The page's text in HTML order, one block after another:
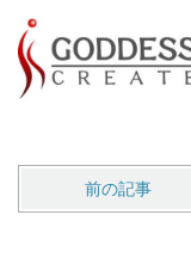
前の記事